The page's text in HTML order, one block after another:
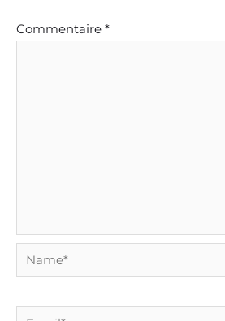
Commentaire *
Name*
Email*